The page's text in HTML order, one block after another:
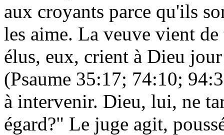
aux croyants parce qu'ils
les aime. La veuve vient
élus, eux, crient à Dieu
(Psaume 35:17; 74:10;
à intervenir. Dieu, lui, ne
égard?" Le juge agit,